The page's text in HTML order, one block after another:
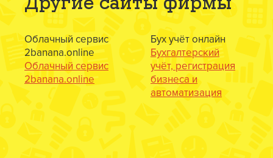
Другие сайты фирмы
Облачный сервис
2banana.online
Облачный сервис
2banana.online
Бух учёт онлайн
Бухгалтерский
учёт, регистрация
бизнеса и
автоматизация